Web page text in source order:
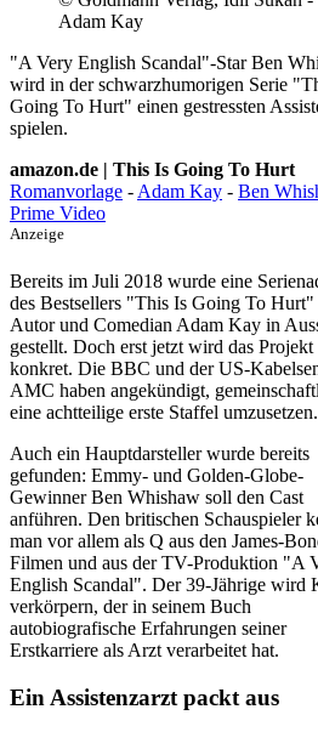
Adam Kay
"A Very English Scandal"-Star Ben
wird in der schwarzhumorigen Serie
Going To Hurt" einen gestressten
spielen.
amazon.de | This Is Going To Hurt
Romanvorlage - Adam Kay - Ben
Prime Video
Anzeige
Bereits im Juli 2018 wurde eine
des Bestsellers "This Is Going To Hurt"
Autor und Comedian Adam Kay in
gestellt. Doch erst jetzt wird das Projekt
konkret. Die BBC und der US-
AMC haben angekündigt,
eine achtteilige erste Staffel umzusetzen.
Auch ein Hauptdarsteller wurde bereits
gefunden: Emmy- und Golden-Globe-
Gewinner Ben Whishaw soll den Cast
anführen. Den britischen Schauspieler
man vor allem als Q aus den James-
Filmen und aus der TV-Produktion "A
English Scandal". Der 39-Jährige wird
verkörpern, der in seinem Buch
autobiografische Erfahrungen seiner
Erstkarriere als Arzt verarbeitet hat.
Ein Assistenzarzt packt aus